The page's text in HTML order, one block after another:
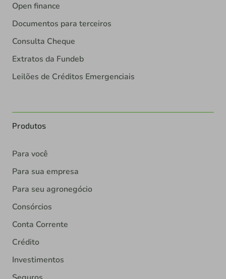
Open finance
Documentos para terceiros
Consulta Cheque
Extratos da Fundeb
Leilões de Créditos Emergenciais
Produtos
Para você
Para sua empresa
Para seu agronegócio
Consórcios
Conta Corrente
Crédito
Investimentos